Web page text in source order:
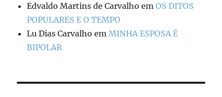
Edvaldo Martins de Carvalho emOS DITOS
POPULARES E O TEMPO
Lu Dias Carvalho em MINHA ESPOSA É
BIPOLAR